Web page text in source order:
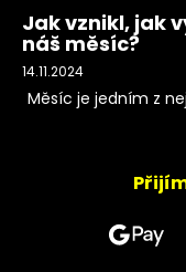
Jak vznikl, jak
náš měsíc?
14.11.2024
Měsíc je jedním z